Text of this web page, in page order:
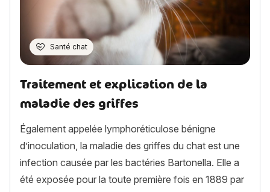
Santé chat
Traitement et explication de la
maladie des griffes
Également appelée lymphoréticulose bénigne
d’inoculation, la maladie des griffes du chat est une
infection causée par les bactéries Bartonella. Elle a
été exposée pour la toute première fois en 1889 par